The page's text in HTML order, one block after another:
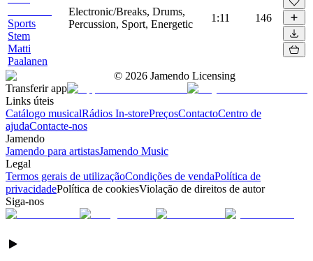
Sports
Stem
Matti
Paalanen
Electronic/Breaks, Drums,
Percussion, Sport, Energetic
1:11 146
© 2026 Jamendo Licensing
Transferir app
Links úteis
Catálogo musicalRádios In-storePreçosContactoCentro de
ajudaContacte-nos
Jamendo
Jamendo para artistasJamendo Music
Legal
Termos gerais de utilizaçãoCondições de vendaPolítica de
privacidadePolítica de cookiesViolação de direitos de autor
Siga-nos